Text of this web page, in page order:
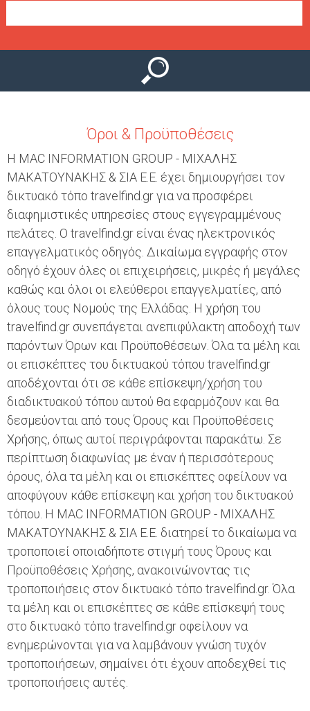
ε
Όροι & Προϋποθέσεις
Η MAC INFORMATION GROUP - ΜΙΧΑΛΗΣ
ΜΑΚΑΤΟΥΝΑΚΗΣ & ΣΙΑ Ε.Ε. έχει δημιουργήσει τον
δικτυακό τόπο travelfind.gr για να προσφέρει
διαφημιστικές υπηρεσίες στους εγγεγραμμένους
πελάτες. Ο travelfind.gr είναι ένας ηλεκτρονικός
επαγγελματικός οδηγός. Δικαίωμα εγγραφής στον
οδηγό έχουν όλες οι επιχειρήσεις, μικρές ή μεγάλες
καθώς και όλοι οι ελεύθεροι επαγγελματίες, από
όλους τους Νομούς της Ελλάδας. Η χρήση του
travelfind.gr συνεπάγεται ανεπιφύλακτη αποδοχή των
παρόντων Όρων και Προϋποθέσεων. Όλα τα μέλη και
οι επισκέπτες του δικτυακού τόπου travelfind.gr
αποδέχονται ότι σε κάθε επίσκεψη/χρήση του
διαδικτυακού τόπου αυτού θα εφαρμόζουν και θα
δεσμεύονται από τους Όρους και Προϋποθέσεις
Χρήσης, όπως αυτοί περιγράφονται παρακάτω. Σε
περίπτωση διαφωνίας με έναν ή περισσότερους
όρους, όλα τα μέλη και οι επισκέπτες οφείλουν να
αποφύγουν κάθε επίσκεψη και χρήση του δικτυακού
τόπου. Η MAC INFORMATION GROUP - ΜΙΧΑΛΗΣ
ΜΑΚΑΤΟΥΝΑΚΗΣ & ΣΙΑ Ε.Ε. διατηρεί το δικαίωμα να
τροποποιεί οποιαδήποτε στιγμή τους Όρους και
Προϋποθέσεις Χρήσης, ανακοινώνοντας τις
τροποποιήσεις στον δικτυακό τόπο travelfind.gr. Όλα
τα μέλη και οι επισκέπτες σε κάθε επίσκεψή τους
στο δικτυακό τόπο travelfind.gr οφείλουν να
ενημερώνονται για να λαμβάνουν γνώση τυχόν
τροποποιήσεων, σημαίνει ότι έχουν αποδεχθεί τις
τροποποιήσεις αυτές.